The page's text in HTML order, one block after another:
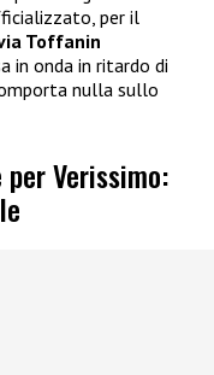
per il
Toffanin
in onda in ritardo di
nulla sullo
Verissimo: